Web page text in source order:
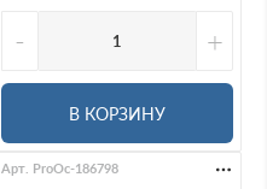
- +
В КОРЗИНУ
Арт. ProOc-186798